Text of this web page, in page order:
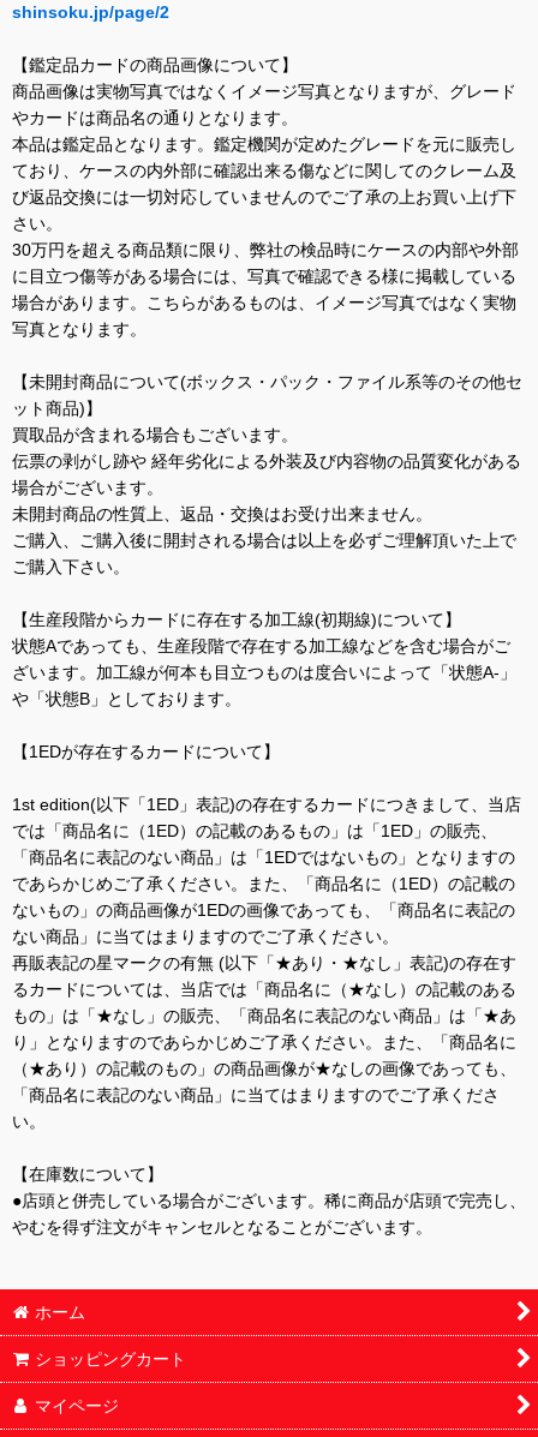
shinsoku.jp/page/2
【鑑定品カードの商品画像について】
商品画像は実物写真ではなくイメージ写真となりますが、グレード
やカードは商品名の通りとなります。
本品は鑑定品となります。鑑定機関が定めたグレードを元に販売し
ており、ケースの内外部に確認出来る傷などに関してのクレーム及
び返品交換には一切対応していませんのでご了承の上お買い上げ下
さい。
30万円を超える商品類に限り、弊社の検品時にケースの内部や外部
に目立つ傷等がある場合には、写真で確認できる様に掲載している
場合があります。こちらがあるものは、イメージ写真ではなく実物
写真となります。
【未開封商品について(ボックス・パック・ファイル系等のその他セ
ット商品)】
買取品が含まれる場合もございます。
伝票の剥がし跡や 経年劣化による外装及び内容物の品質変化がある
場合がございます。
未開封商品の性質上、返品・交換はお受け出来ません。
ご購入、ご購入後に開封される場合は以上を必ずご理解頂いた上で
ご購入下さい。
【生産段階からカードに存在する加工線(初期線)について】
状態Aであっても、生産段階で存在する加工線などを含む場合がご
ざいます。加工線が何本も目立つものは度合いによって「状態A-」
や「状態B」としております。
【1EDが存在するカードについて】
1st edition(以下「1ED」表記)の存在するカードにつきまして、当店
では「商品名に（1ED）の記載のあるもの」は「1ED」の販売、
「商品名に表記のない商品」は「1EDではないもの」となりますの
であらかじめご了承ください。また、「商品名に（1ED）の記載の
ないもの」の商品画像が1EDの画像であっても、「商品名に表記の
ない商品」に当てはまりますのでご了承ください。
再販表記の星マークの有無 (以下「★あり・★なし」表記)の存在す
るカードについては、当店では「商品名に（★なし）の記載のある
もの」は「★なし」の販売、「商品名に表記のない商品」は「★あ
り」となりますのであらかじめご了承ください。また、「商品名に
（★あり）の記載のもの」の商品画像が★なしの画像であっても、
「商品名に表記のない商品」に当てはまりますのでご了承くださ
い。
【在庫数について】
●店頭と併売している場合がございます。稀に商品が店頭で完売し、
やむを得ず注文がキャンセルとなることがございます。
ホーム
ショッピングカート
マイページ